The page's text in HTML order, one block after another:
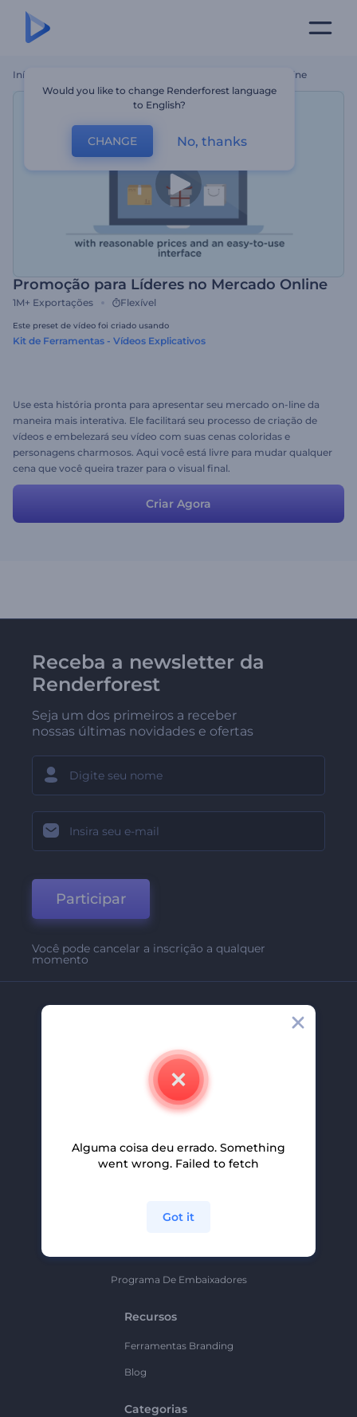
Início Promoção Para Líderes No Mercado Online
Promoção para Líderes no Mercado Online
1M+ Exportações Flexível
Este preset de vídeo foi criado usando
Kit de Ferramentas - Vídeos Explicativos
Use esta história pronta para apresentar seu mercado on-line da
maneira mais interativa. Ele facilitará seu processo de criação de
vídeos e embelezará seu vídeo com suas cenas coloridas e
personagens charmosos. Aqui você está livre para mudar qualquer
cena que você queira trazer para o visual final.
Criar Agora
Receba a newsletter da
Renderforest
Seja um dos primeiros a receber
nossas últimas novidades e ofertas
Participar
Você pode cancelar a inscrição a qualquer
momento
Contate-Nos
Carreiras
Programa De Afiliados
Programa De Embaixadores
Recursos
Ferramentas Branding
Blog
Categorias
Would you like to change Renderforest language
to English?
CHANGE No, thanks
Alguma coisa deu errado. Something
went wrong. Failed to fetch
Got it